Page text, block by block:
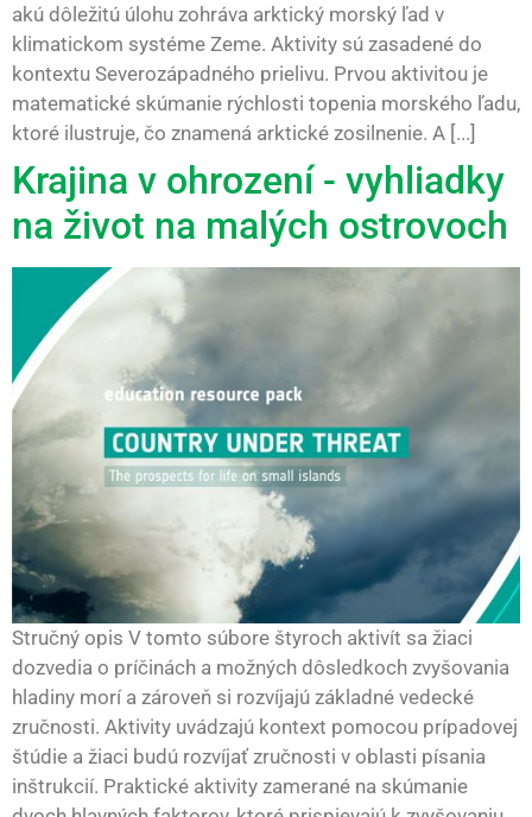
akú dôležitú úlohu zohráva arktický morský ľad v
klimatickom systéme Zeme. Aktivity sú zasadené do
kontextu Severozápadného prielivu. Prvou aktivitou je
matematické skúmanie rýchlosti topenia morského ľadu,
ktoré ilustruje, čo znamená arktické zosilnenie. A [...]
Krajina v ohrození - vyhliadky
na život na malých ostrovoch
Stručný opis V tomto súbore štyroch aktivít sa žiaci
dozvedia o príčinách a možných dôsledkoch zvyšovania
hladiny morí a zároveň si rozvíjajú základné vedecké
zručnosti. Aktivity uvádzajú kontext pomocou prípadovej
štúdie a žiaci budú rozvíjať zručnosti v oblasti písania
inštrukcií. Praktické aktivity zamerané na skúmanie